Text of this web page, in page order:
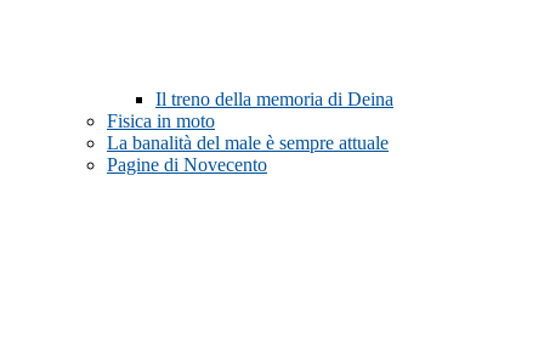
Il treno della memoria di Deina
Fisica in moto
La banalità del male è sempre attuale
Pagine di Novecento